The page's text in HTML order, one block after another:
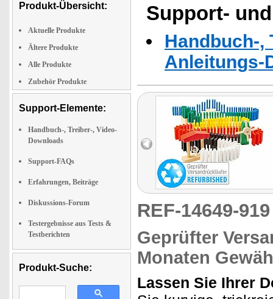
Produkt-Übersicht:
Aktuelle Produkte
Ältere Produkte
Alle Produkte
Zubehör Produkte
Support-Elemente:
Handbuch-, Treiber-, Video-
Downloads
Support-FAQs
Erfahrungen, Beiträge
Diskussions-Forum
Testergebnisse aus Tests &
Testberichten
Produkt-Suche:
Support-
Handbuch-,
Anleitungs-
REF-14649-
Geprüfter
Monaten
Lassen Sie Ihrer